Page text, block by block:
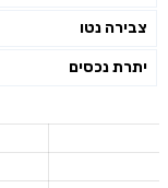
צבירה נטו
יתרת נכסים